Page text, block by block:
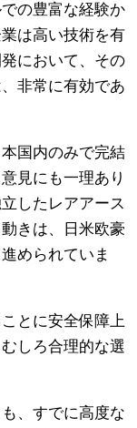
の豊富な経験か
は高い技術を有
において、その
非常に有効であ
国内のみで完結
見にも一理あり
したレアアース
きは、日米欧豪
められていま
とに安全保障上
しろ合理的な選
、すでに高度な